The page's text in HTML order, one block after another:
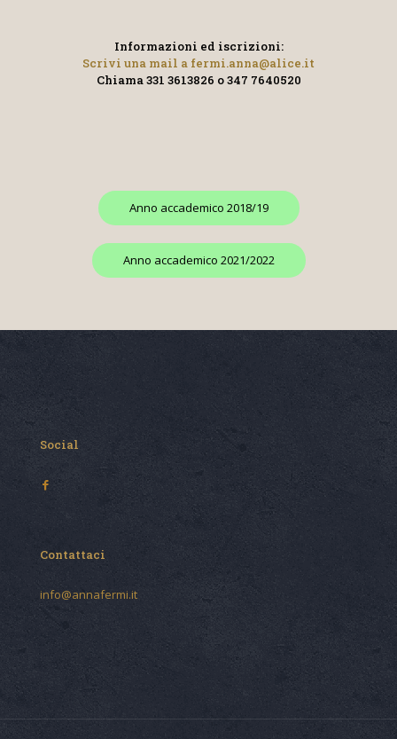
Informazioni ed iscrizioni:
Scrivi una mail a fermi.anna@alice.it
Chiama 331 3613826 o 347 7640520
Anno accademico 2018/19
Anno accademico 2021/2022
Social
Contattaci
info@annafermi.it